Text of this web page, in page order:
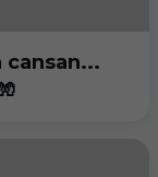
cansan...